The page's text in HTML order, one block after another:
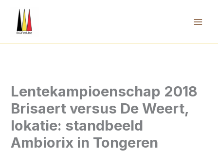
content
Lentekampioenschap 2018
Brisaert versus De Weert,
lokatie: standbeeld
Ambiorix in Tongeren